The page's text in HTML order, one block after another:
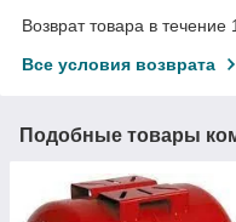
Возврат товара в течение
Все условия возврата
Подобные товары